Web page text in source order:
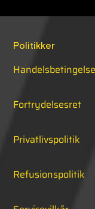
Politikker
Fortrydelsesret
Privatlivspolitik
Refusionspolitik